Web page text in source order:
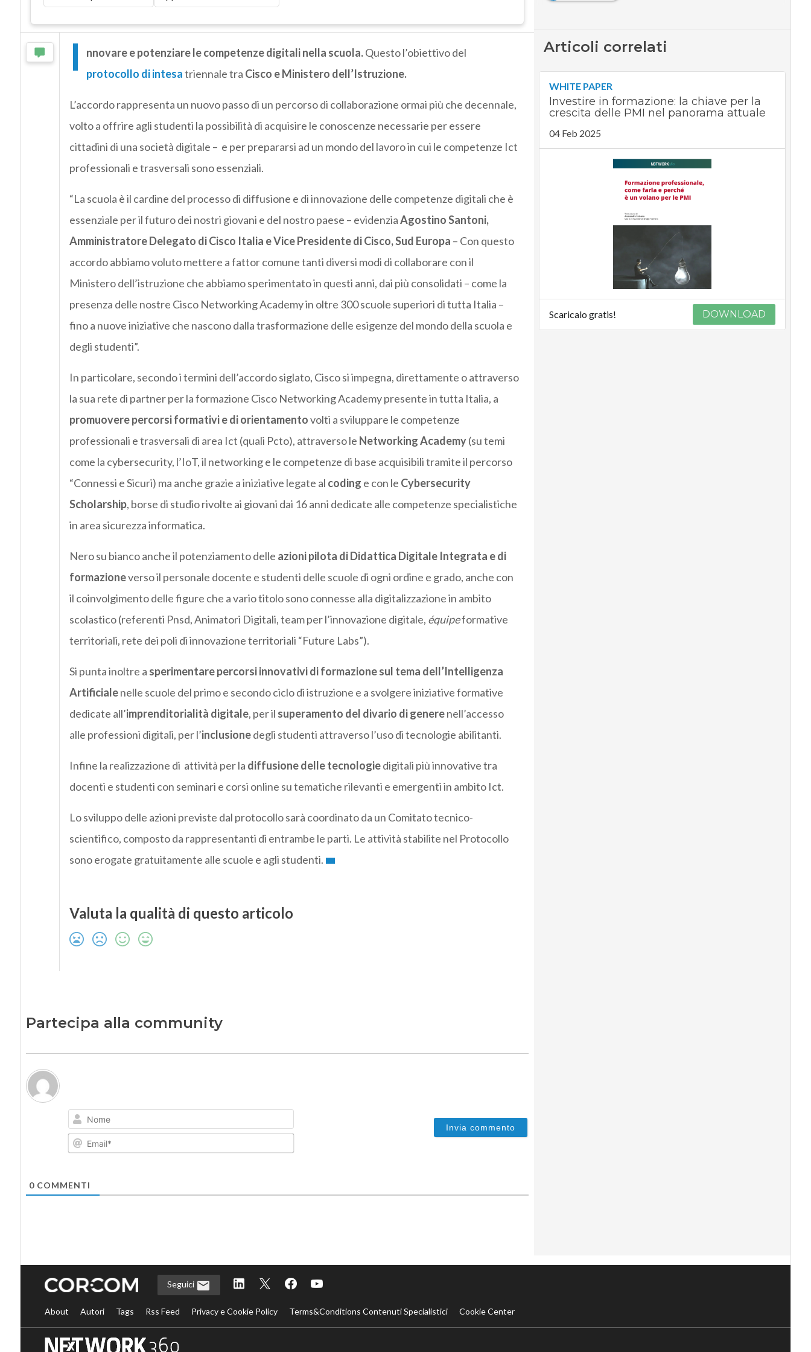
I nnovare e potenziare le competenze digitali nella scuola.Questo l’obiettivo del
protocollo di intesatriennale tra Cisco e Ministero dell’Istruzione.
L’accordo rappresenta un nuovo passo di un percorso di collaborazione ormai più che decennale,
volto a offrire agli studenti la possibilità di acquisire le conoscenze necessarie per essere
cittadini di una società digitale – e per prepararsi ad un mondo del lavoro in cui le competenze Ict
professionali e trasversali sono essenziali.
“La scuola è il cardine del processo di diffusione e di innovazione delle competenze digitali che è
essenziale per il futuro dei nostri giovani e del nostro paese – evidenziaAgostino Santoni,
Amministratore Delegato di Cisco Italia e Vice Presidente di Cisco, Sud Europa – Con questo
accordo abbiamo voluto mettere a fattor comune tanti diversi modi di collaborare con il
Ministero dell’istruzione che abbiamo sperimentato in questi anni, dai più consolidati – come la
presenza delle nostre Cisco Networking Academy in oltre 300 scuole superiori di tutta Italia –
fino a nuove iniziative che nascono dalla trasformazione delle esigenze del mondo della scuola e
degli studenti”.
In particolare, secondo i termini dell’accordo siglato, Cisco si impegna, direttamente o attraverso
la sua rete di partner per la formazione Cisco Networking Academy presente in tutta Italia, a
promuovere percorsi formativi e di orientamentovolti a sviluppare le competenze
professionali e trasversali di area Ict (quali Pcto), attraverso le Networking Academy(su temi
come la cybersecurity, l’IoT, il networking e le competenze di base acquisibili tramite il percorso
“Connessi e Sicuri) ma anche grazie a iniziative legate al coding e con le Cybersecurity
Scholarship, borse di studio rivolte ai giovani dai 16 anni dedicate alle competenze specialistiche
in area sicurezza informatica.
Nero su bianco anche il potenziamento delle azioni pilota di Didattica Digitale Integrata e di
formazioneverso il personale docente e studenti delle scuole di ogni ordine e grado, anche con
il coinvolgimento delle figure che a vario titolo sono connesse alla digitalizzazione in ambito
scolastico (referenti Pnsd, Animatori Digitali, team per l’innovazione digitale, équipeformative
territoriali, rete dei poli di innovazione territoriali “Future Labs”).
Si punta inoltre a sperimentare percorsi innovativi di formazione sul tema dell’Intelligenza
Artificialenelle scuole del primo e secondo ciclo di istruzione e a svolgere iniziative formative
dedicate all’imprenditorialità digitale, per il superamento del divario di generenell’accesso
alle professioni digitali, per l’inclusionedegli studenti attraverso l’uso di tecnologie abilitanti.
Infine la realizzazione di attività per la diffusione delle tecnologiedigitali più innovative tra
docenti e studenti con seminari e corsi online su tematiche rilevanti e emergenti in ambito Ict.
Lo sviluppo delle azioni previste dal protocollo sarà coordinato da un Comitato tecnico-
scientifico, composto da rappresentanti di entrambe le parti. Le attività stabilite nel Protocollo
sono erogate gratuitamente alle scuole e agli studenti.
Valuta la qualità di questo articolo
Partecipa alla community
Nome
Email*
0COMMENTI
Articoli correlati
WHITE PAPER
Investire in formazione: la chiave per la
crescita delle PMI nel panorama attuale
04 Feb 2025
Scaricalo gratis! DOWNLOAD
Seguici
About Autori Tags Rss Feed Privacy e Cookie Policy Terms&Conditions Contenuti Specialistici Cookie Center